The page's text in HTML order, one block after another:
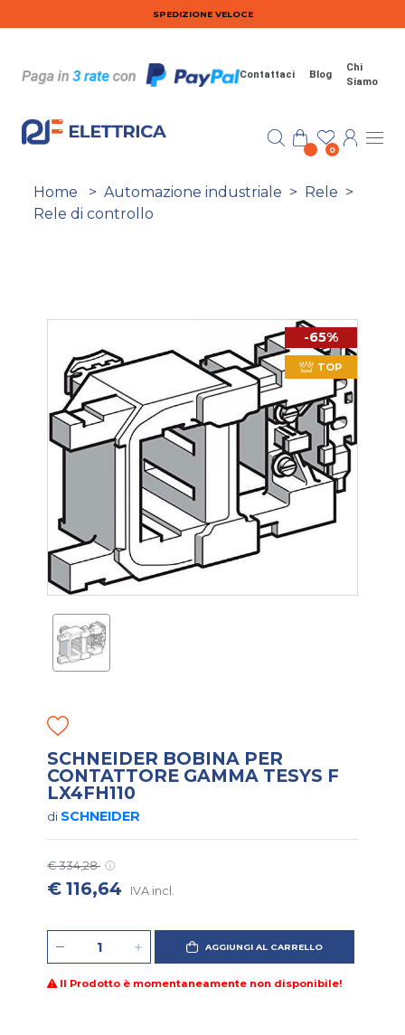
Salta al contenuto principaleSPEDIZIONE VELOCE
Contattaci Blog
Chi
Siamo
0
Home > Automazione industriale > Rele >
Rele di controllo
-65%
TOP
SCHNEIDER BOBINA PER
CONTATTORE GAMMA TESYS F
LX4FH110
di SCHNEIDER
€ 334,28
€ 116,64 IVA incl.
AGGIUNGI AL CARRELLO
Il Prodotto è momentaneamente non disponibile!